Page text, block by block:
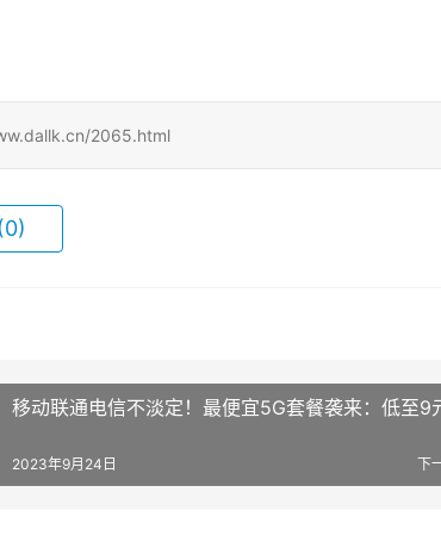
2065.html
(0)
移动联通电信不淡定！最便宜5G套餐袭来：低至9
下
2023年9月24日